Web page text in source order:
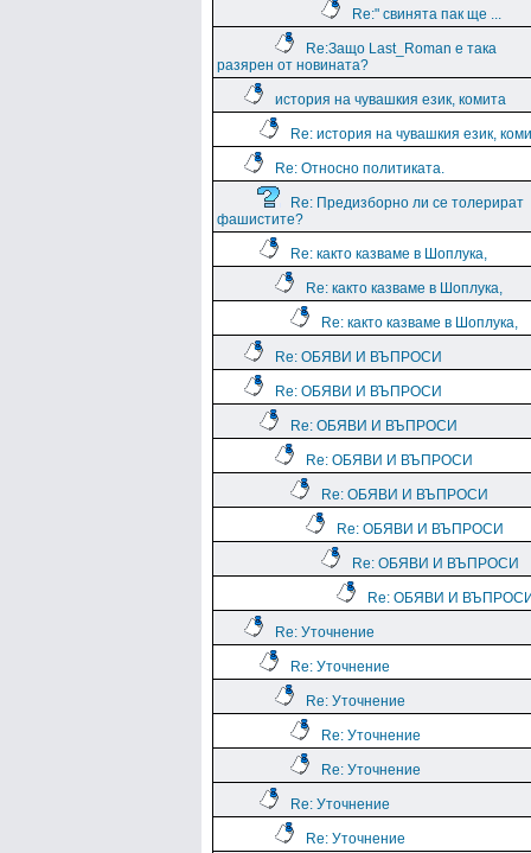
Re:" свинята пак ще ...
Re:Защо Last_Roman e така
разярен от новината?
история на чувашкия език, комита
Re: история на чувашкия език,
Re: Относно политиката.
Re: Предизборно ли се толерират
фашистите?
Re: както казваме в Шоплука,
Re: както казваме в Шоплука,
Re: както казваме в Шоплука,
Re: ОБЯВИ И ВЪПРОСИ
Re: ОБЯВИ И ВЪПРОСИ
Re: ОБЯВИ И ВЪПРОСИ
Re: ОБЯВИ И ВЪПРОСИ
Re: ОБЯВИ И ВЪПРОСИ
Re: ОБЯВИ И ВЪПРОСИ
Re: ОБЯВИ И ВЪПРОСИ
Re: ОБЯВИ И
Re: Уточнение
Re: Уточнение
Re: Уточнение
Re: Уточнение
Re: Уточнение
Re: Уточнение
Re: Уточнение